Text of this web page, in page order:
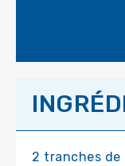
2 tranches de